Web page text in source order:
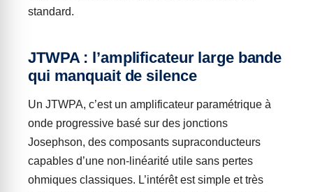
standard.
JTWPA : l’amplificateur large bande
qui manquait de silence
Un JTWPA, c’est un amplificateur paramétrique à
onde progressive basé sur des jonctions
Josephson, des composants supraconducteurs
capables d’une non-linéarité utile sans pertes
ohmiques classiques. L’intérêt est simple et très